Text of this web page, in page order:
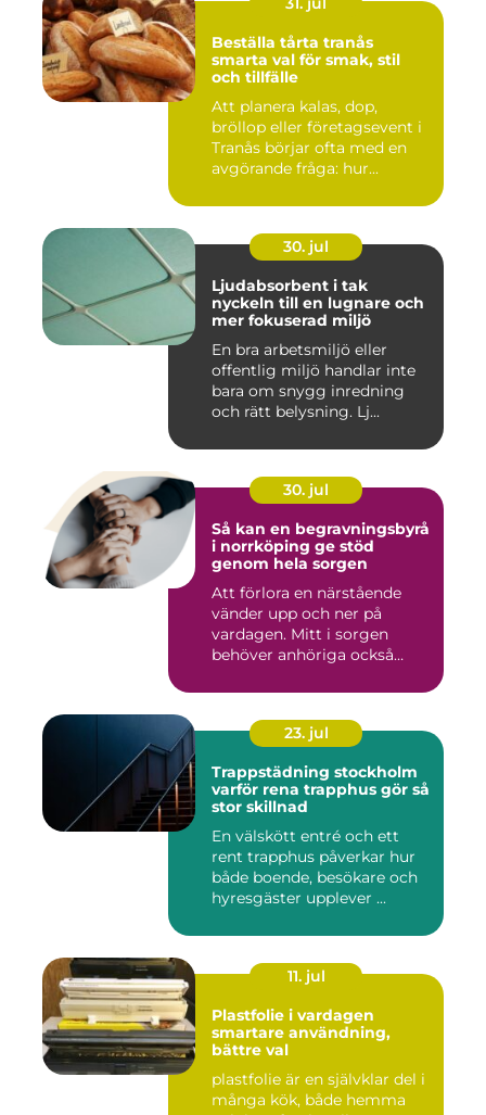
Beställa tårta tranås
smarta val för smak, stil
och tillfälle
Att planera kalas, dop,
bröllop eller företagsevent i
Tranås börjar ofta med en
avgörande fråga: hur...
30. jul
Ljudabsorbent i tak
nyckeln till en lugnare och
mer fokuserad miljö
En bra arbetsmiljö eller
offentlig miljö handlar inte
bara om snygg inredning
och rätt belysning. Lj...
30. jul
Så kan en begravningsbyrå
i norrköping ge stöd
genom hela sorgen
Att förlora en närstående
vänder upp och ner på
vardagen. Mitt i sorgen
behöver anhöriga också
23. jul
Trappstädning stockholm
varför rena trapphus gör så
stor skillnad
En välskött entré och ett
rent trapphus påverkar hur
både boende, besökare och
hyresgäster upplever ...
11. jul
Plastfolie i vardagen
smartare användning,
bättre val
plastfolie är en självklar del i
många kök, både hemma